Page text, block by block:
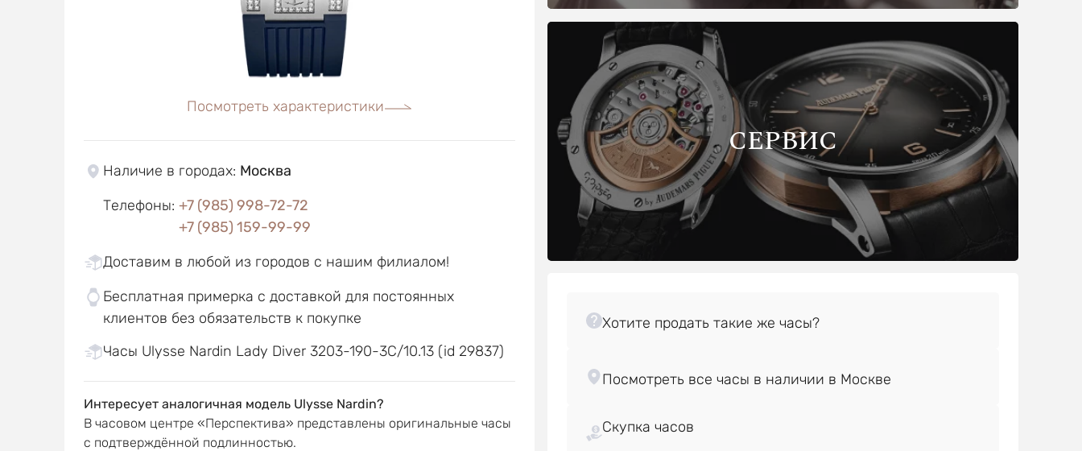
Посмотреть характеристики
Наличие в городах: Москва
Телефоны: +7 (985) 998-72-72
+7 (985) 159-99-99
Доставим в любой из городов с нашим филиалом!
Бесплатная примерка с доставкой для постоянных
клиентов без обязательств к покупке
Часы Ulysse Nardin Lady Diver 3203-190-3C/10.13 (id 29837)
Интересует аналогичная модель Ulysse Nardin?
В часовом центре «Перспектива» представлены оригинальные часы
с подтверждённой подлинностью.
СЕРВИС
Скупка часов